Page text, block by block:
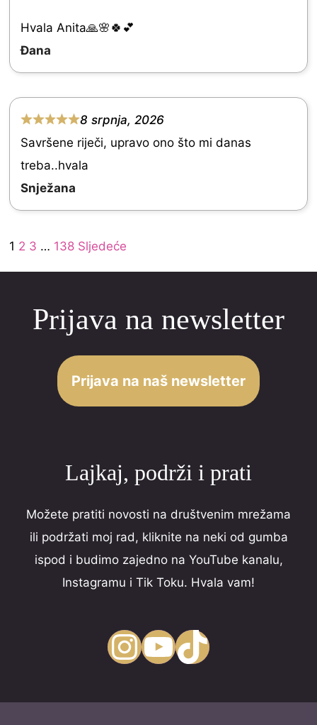
e
d
5
.
0
o
u
t
o
5
Hvala Anita🙏🌸🍀💕
Đana
5
8 srpnja, 2026
Savršene riječi, upravo ono što mi danas
treba..hvala
Snježana
Site
Reviews
Page
1 Page
2 Page
3 … Page
138 Sljedeće
Prijava na newsletter
Prijava na naš newsletter
Lajkaj, podrži i prati
Možete pratiti novosti na društvenim mrežama
ili podržati moj rad, kliknite na neki od gumba
ispod i budimo zajedno na YouTube kanalu,
Instagramu i Tik Toku. Hvala vam!
InstagramYouTube TikTok